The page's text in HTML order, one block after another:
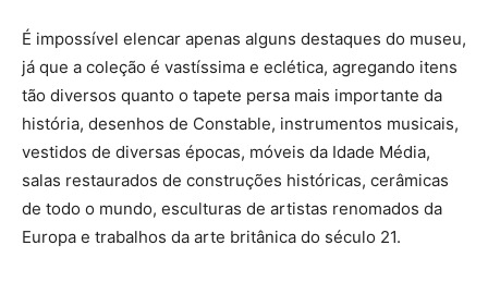
É impossível elencar apenas alguns destaques do museu,
já que a coleção é vastíssima e eclética, agregando itens
tão diversos quanto o tapete persa mais importante da
história, desenhos de Constable, instrumentos musicais,
vestidos de diversas épocas, móveis da Idade Média,
salas restaurados de construções históricas, cerâmicas
de todo o mundo, esculturas de artistas renomados da
Europa e trabalhos da arte britânica do século 21.